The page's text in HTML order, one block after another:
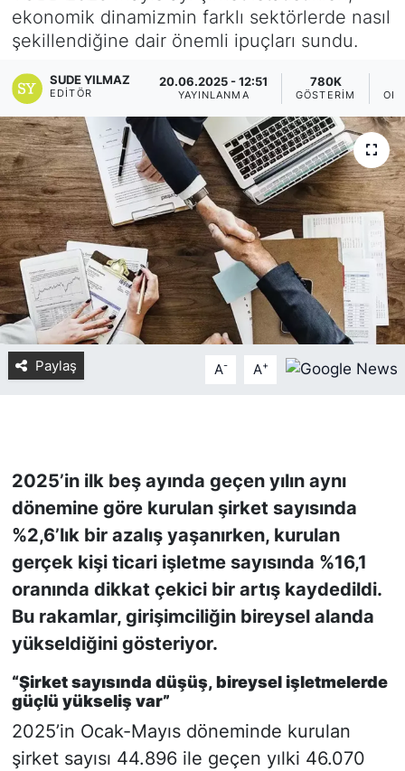
ekonomik dinamizmin farklı sektörlerde nasıl
şekillendiğine dair önemli ipuçları sundu.
SUDE YILMAZ
EDITÖR
20.06.2025 - 12:51
YAYINLANMA
780K
GÖSTERIM
Paylaş A- A+
2025’in ilk beş ayında geçen yılın aynı
dönemine göre kurulan şirket sayısında
%2,6’lık bir azalış yaşanırken, kurulan
gerçek kişi ticari işletme sayısında %16,1
oranında dikkat çekici bir artış kaydedildi.
Bu rakamlar, girişimciliğin bireysel alanda
yükseldiğini gösteriyor.
“Şirket sayısında düşüş, bireysel işletmelerde
güçlü yükseliş var”
2025’in Ocak-Mayıs döneminde kurulan
şirket sayısı 44.896 ile geçen yılki 46.070
Yurt Dışı Fuarlar
Teknoloji
Spor
KÜLTÜR SANAT
ŞİRKET HABERLERİ
SAVUNMA SANAYİ
FUAR HABERLERİ
FUAR TAKVİMİ
Amerika Fuarları
FUAR RAPORU
FESTİVAL HABERLERİ
KONGRE TAKVİMİ
RÖPORTAJLAR
BİYOGRAFİLER